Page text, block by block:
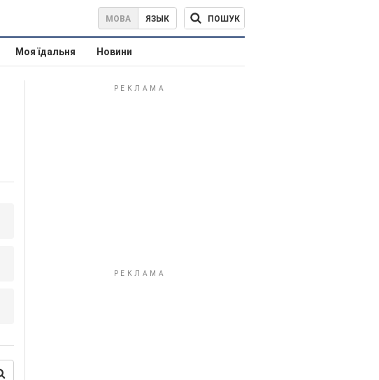
МОВА ЯЗЫК ПОШУК
Моя їдальня Новини